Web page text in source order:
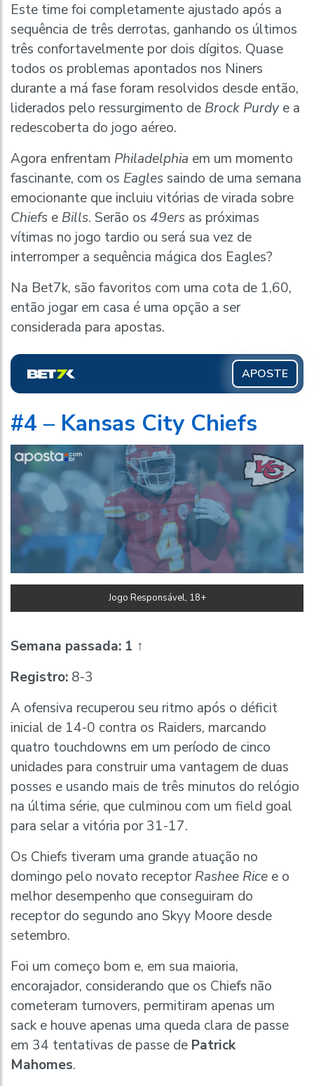
Este time foi completamente ajustado após a
sequência de três derrotas, ganhando os últimos
três confortavelmente por dois dígitos. Quase
todos os problemas apontados nos Niners
durante a má fase foram resolvidos desde então,
liderados pelo ressurgimento de Brock Purdye a
redescoberta do jogo aéreo.
Agora enfrentam Philadelphia em um momento
fascinante, com os Eagles saindo de uma semana
emocionante que incluiu vitórias de virada sobre
Chiefs e Bills. Serão os 49ers as próximas
vítimas no jogo tardio ou será sua vez de
interromper a sequência mágica dos Eagles?
Na Bet7k, são favoritos com uma cota de 1,60,
então jogar em casa é uma opção a ser
considerada para apostas.
APOSTE
#4 – Kansas City Chiefs
Jogo Responsável, 18+
Semana passada: 1 ↑
Registro: 8-3
A ofensiva recuperou seu ritmo após o déficit
inicial de 14-0 contra os Raiders, marcando
quatro touchdowns em um período de cinco
unidades para construir uma vantagem de duas
posses e usando mais de três minutos do relógio
na última série, que culminou com um field goal
para selar a vitória por 31-17.
Os Chiefs tiveram uma grande atuação no
domingo pelo novato receptorRashee Rice e o
melhor desempenho que conseguiram do
receptor do segundo ano Skyy Moore desde
setembro.
Foi um começo bom e, em sua maioria,
encorajador, considerando que os Chiefs não
cometeram turnovers, permitiram apenas um
sack e houve apenas uma queda clara de passe
em 34 tentativas de passe de Patrick
Mahomes.